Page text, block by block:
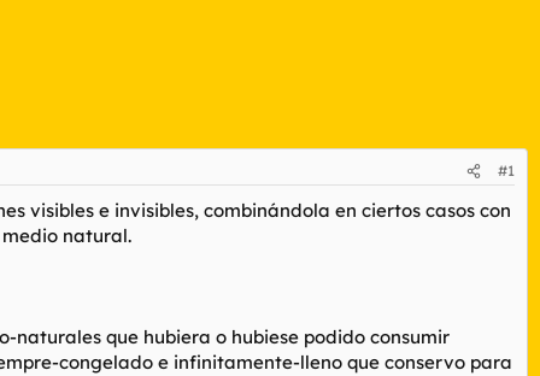
#1
visibles e invisibles, combinándola en ciertos casos con
natural.
que hubiera o hubiese podido consumir
congelado e infinitamente-lleno que conservo para